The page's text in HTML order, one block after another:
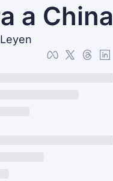
a China